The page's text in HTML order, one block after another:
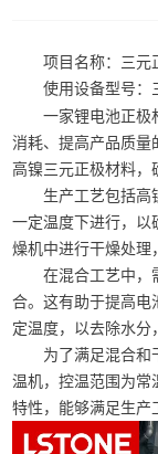
项目名称：三元
使用设备型号：
一家锂电池正极
消耗、提高产品质量
高镍三元正极材料，
生产工艺包括高
一定温度下进行，以
燥机中进行干燥处理
在混合工艺中，
合。这有助于提高电
定温度，以去除水分
为了满足混合和
温机，控温范围为
特性，能够满足生产